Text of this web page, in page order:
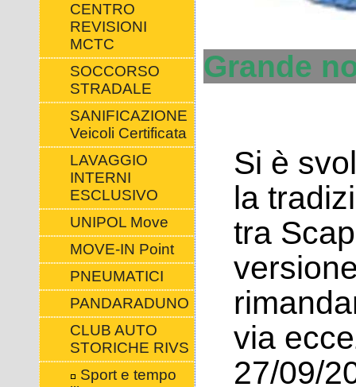
CENTRO
REVISIONI
MCTC
SOCCORSO
STRADALE
SANIFICAZIONE
Veicoli Certificata
LAVAGGIO
INTERNI
ESCLUSIVO
UNIPOL Move
MOVE-IN Point
PNEUMATICI
PANDARADUNO
CLUB AUTO
STORICHE RIVS
Sport e tempo
Grande
Si è
la
tra
via
27/09/